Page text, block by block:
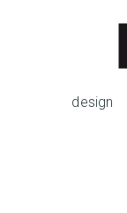
design